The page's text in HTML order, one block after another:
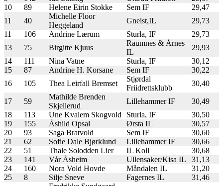
10
89 Helene Eirin Stokke Sem IF
29,47
11
40
Michelle Floor
Heggeland
Gneist,IL
29,73
11
106 Andrine Lærum Sturla, IF
29,73
13
75 Birgitte Kjuus
Raumnes & Årnes
IL
29,93
14
111 Nina Vatne Sturla, IF
30,12
15
87 Andrine H. Korsane Sem IF
30,22
16
105 Thea Leirfall Bremset
Stjørdal
Friidrettsklubb
30,40
17 59
Mathilde Brenden
Skjellerud
Lillehammer IF
30,49
18
113 Une Kvalem Skogvold Sturla, IF
30,50
19
155 Åshild Opsal Ørsta IL
30,57
20
93 Saga Bratvold Sem IF
30,60
21
62 Sofie Dale Bjørklund Lillehammer IF
30,66
22
51 Thale Solodden Lier IL Koll
30,68
23
141 Vår Åsheim Ullensaker/Kisa IL
31,13
24
160 Nora Vold Hovde Måndalen IL
31,20
25
8 Silje Sneve Fagernes IL
31,46